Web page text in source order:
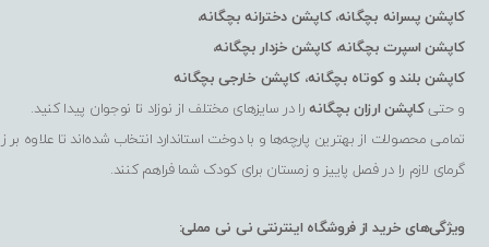
کاپشن پسرانه بچگانه،کاپشن دخترانه بچگانه،
کاپشن اسپرت بچگانه،کاپشن خزدار بچگانه،
کاپشن بلند و کوتاه بچگانه، کاپشن خارجی بچگانه
و حتیکاپشن ارزان بچگانهرا در سایزهای مختلف از نوزاد تا نوجوان پیدا کنید.
تمامی محصولات از بهترین پارچه‌ها و با دوخت استاندارد انتخاب شده‌اند تا علاوه بر
گرمای لازم را در فصل پاییز و زمستان برای کودک شما فراهم کنند.
ویژگی‌های خرید از فروشگاه اینترنتی نی نی مملی: